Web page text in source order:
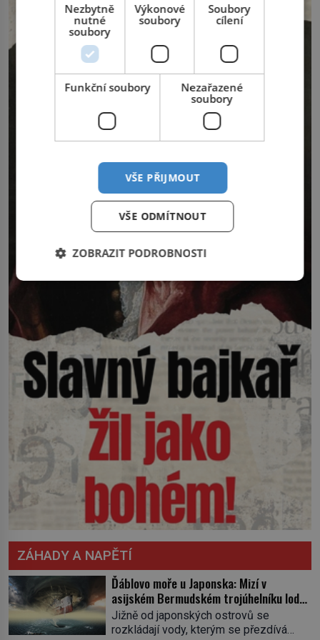
ZÁHADY A NAPĚTÍ
Ďáblovo moře u Japonska: Mizí v
asijském Bermudském trojúhelníku lodě
ve spárech neznámé síly?
Jižně od japonských ostrovů se
rozkládají vody, kterým se přezdívá
Nezbytně
nutné
soubory
Výkonové
soubory
Soubory
cílení
Funkční soubory
Nezařazené
soubory
VŠE PŘIJMOUT
VŠE ODMÍTNOUT
ZOBRAZIT PODROBNOSTI